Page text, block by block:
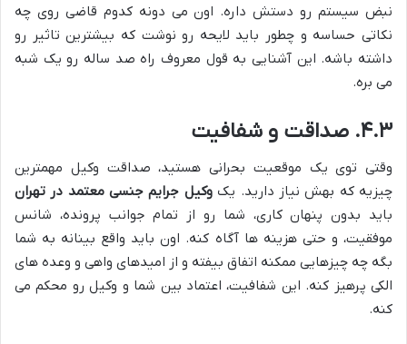
نبض سیستم رو دستش داره. اون می دونه کدوم قاضی روی چه
نکاتی حساسه و چطور باید لایحه رو نوشت که بیشترین تاثیر رو
داشته باشه. این آشنایی به قول معروف راه صد ساله رو یک شبه
می بره.
۴.۳. صداقت و شفافیت
وقتی توی یک موقعیت بحرانی هستید، صداقت وکیل مهمترین
چیزیه که بهش نیاز دارید. یکوکیل جرایم جنسی معتمد در تهران
باید بدون پنهان کاری، شما رو از تمام جوانب پرونده، شانس
موفقیت، و حتی هزینه ها آگاه کنه. اون باید واقع بینانه به شما
بگه چه چیزهایی ممکنه اتفاق بیفته و از امیدهای واهی و وعده های
الکی پرهیز کنه. این شفافیت، اعتماد بین شما و وکیل رو محکم می
کنه.